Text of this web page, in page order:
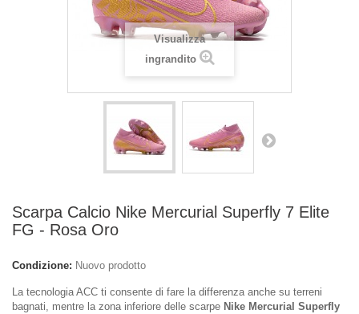
Visualizza
ingrandito
Scarpa Calcio Nike Mercurial Superfly 7 Elite
FG - Rosa Oro
Condizione: Nuovo prodotto
La tecnologia ACC ti consente di fare la differenza anche su terreni
bagnati, mentre la zona inferiore delle scarpe Nike Mercurial Superfly